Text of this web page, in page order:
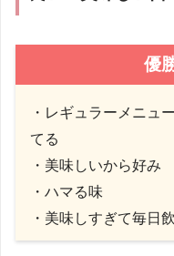
優
・レギュラーメニュ
てる
・美味しいから好み
・ハマる味
・美味しすぎて毎日